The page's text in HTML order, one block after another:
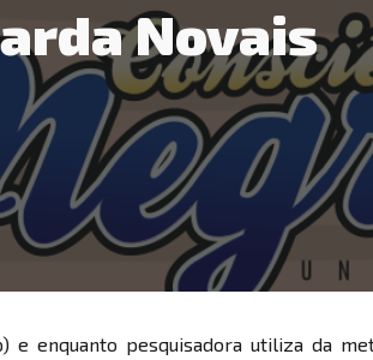
Novais
e enquanto pesquisadora utiliza da